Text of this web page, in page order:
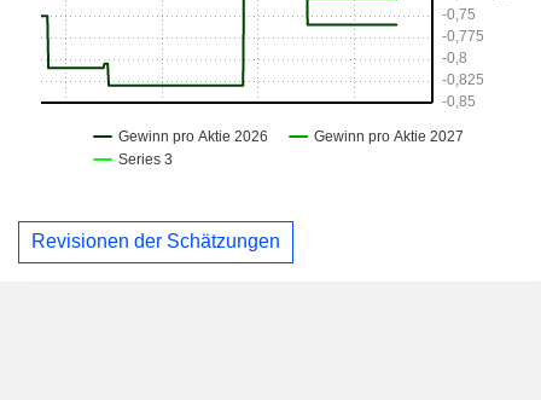
Revisionen der Schätzungen